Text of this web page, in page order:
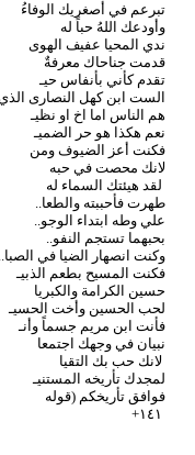
تبرعم في أصغريك الوفاءُ
وأودعك اللهُ حباً له
ندي المحيا عفيف الهوى
قدمت جناحاك معرفةٌ
تقدم كأني بأنفاس حيـ
الست ابن كهل النصارى
هم الناس اما اخ او نظيـ
نعم هكذا هو حر الضميـ
فكنت أعز الضيوف ومن
لانك محصت في حبه
لقد هيئتك السماء له
طهرت فأحببته
علي وطه ابتداء الوجو..
بحبهما تستجم النفو..
وكنت انصهار الضيا في الصبا..
فكنت المسيح بطعم الذبيـ
حسين الكرامة والكبريا
لحب الحسين وأخت الحسيـ
فأنت ابن مريم جسماً وأنـ
نبيان في وجهك اجتمعا
لانك حب بك التقيا
لمجدك تأريخه المستنيـ
فوافق تأريخكم (قوله
١٤١